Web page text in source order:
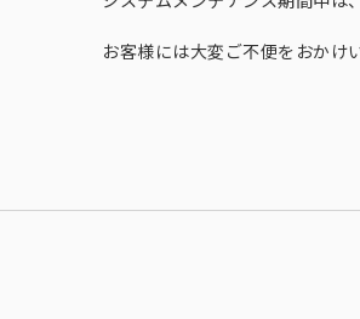
お客様には大変ご不便をおかけ